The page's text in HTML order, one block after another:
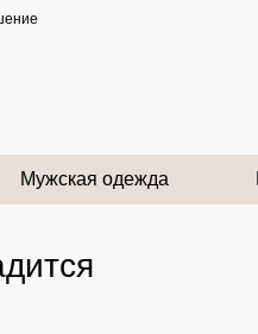
Мужская одежда